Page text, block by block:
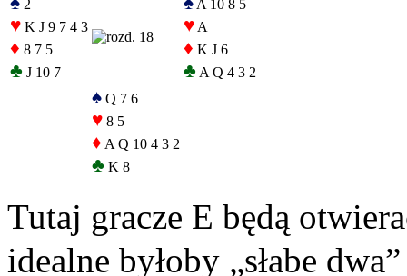
2
♥ K J 9 7 4 3
♦ 8 7 5
♣ J 10 7
A 10 8 5
♥ A
♦ K J 6
♣ A Q 4 3 2
♠ Q 7 6
♥ 8 5
♦ A Q 10 4 3 2
♣ K 8
Tutaj gracze E będą
idealne byłoby „słabe